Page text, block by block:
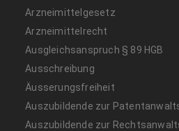
Arzneimittelgesetz
Arzneimittelrecht
Ausgleichsanspruch § 89 HGB
Ausschreibung
Äusserungsfreiheit
Auszubildende zur
Auszubildende zur